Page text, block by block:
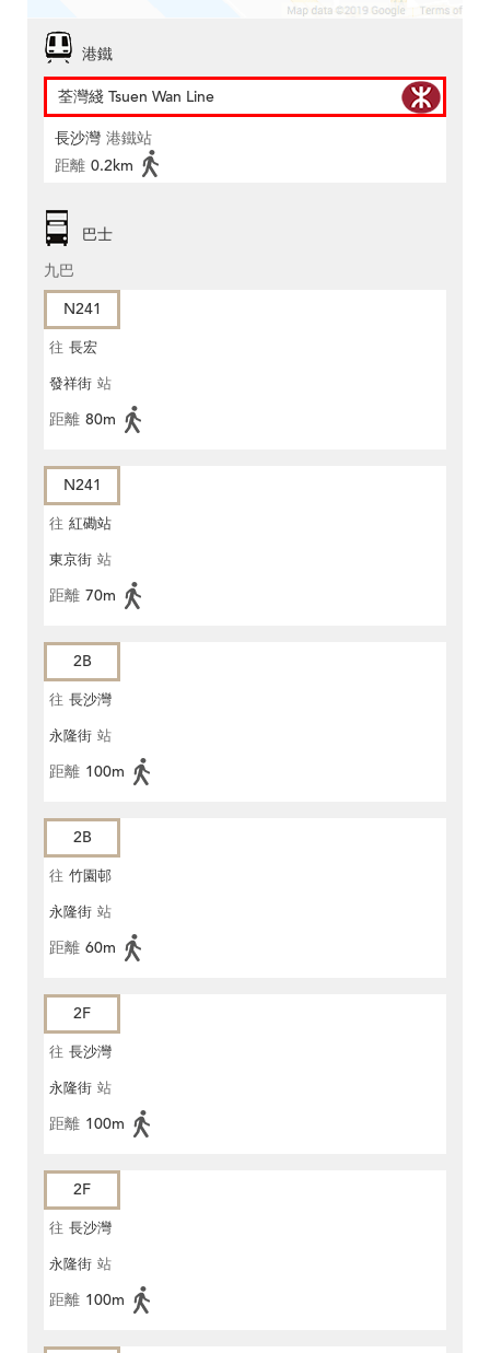
港鐵
荃灣綫 Tsuen Wan Line
長沙灣 港鐵站
距離 0.2km
巴士
九巴
N241
往 長宏
發祥街 站
距離 80m
N241
往 紅磡站
東京街 站
距離 70m
2B
往 長沙灣
永隆街 站
距離 100m
2B
往 竹園邨
永隆街 站
距離 60m
2F
往 長沙灣
永隆街 站
距離 100m
2F
往 長沙灣
永隆街 站
距離 100m